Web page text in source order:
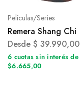
Películas/Series
Remera Shang Chi
Desde $ 39.990,00
6 cuotas sin interés de
$6.665,00